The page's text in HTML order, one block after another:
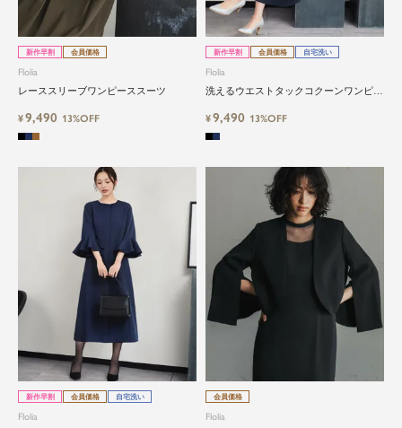
新作早割 会員価格
Flolia
レーススリーブワンピーススーツ
¥9,490 13%OFF
新作早割 会員価格 自宅洗い
Flolia
洗えるウエストタックコクーンワンピー
¥9,490 13%OFF
新作早割 会員価格 自宅洗い
Flolia
会員価格
Flolia